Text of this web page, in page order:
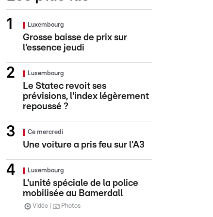
Luxembourg
Grosse baisse de prix sur
l'essence jeudi
Luxembourg
Le Statec revoit ses
prévisions, l'index légèrement
repoussé ?
Ce mercredi
Une voiture a pris feu sur l'A3
Luxembourg
L'unité spéciale de la police
mobilisée au Bamerdall
Vidéo Photos